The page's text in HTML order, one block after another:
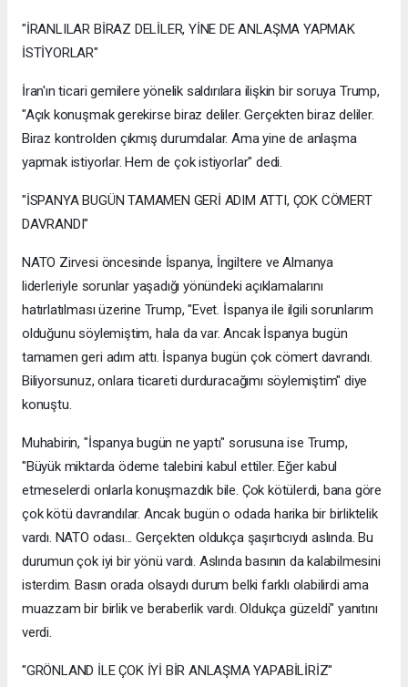
"İRANLILAR BİRAZ DELİLER, YİNE DE ANLAŞMA YAPMAK
İSTİYORLAR"
İran'ın ticari gemilere yönelik saldırılara ilişkin bir soruya Trump,
"Açık konuşmak gerekirse biraz deliler. Gerçekten biraz deliler.
Biraz kontrolden çıkmış durumdalar. Ama yine de anlaşma
yapmak istiyorlar. Hem de çok istiyorlar" dedi.
"İSPANYA BUGÜN TAMAMEN GERİ ADIM ATTI, ÇOK CÖMERT
DAVRANDI"
NATO Zirvesi öncesinde İspanya, İngiltere ve Almanya
liderleriyle sorunlar yaşadığı yönündeki açıklamalarını
hatırlatılması üzerine Trump, "Evet. İspanya ile ilgili sorunlarım
olduğunu söylemiştim, hala da var. Ancak İspanya bugün
tamamen geri adım attı. İspanya bugün çok cömert davrandı.
Biliyorsunuz, onlara ticareti durduracağımı söylemiştim" diye
konuştu.
Muhabirin, "İspanya bugün ne yaptı" sorusuna ise Trump,
"Büyük miktarda ödeme talebini kabul ettiler. Eğer kabul
etmeselerdi onlarla konuşmazdık bile. Çok kötülerdi, bana göre
çok kötü davrandılar. Ancak bugün o odada harika bir birliktelik
vardı. NATO odası... Gerçekten oldukça şaşırtıcıydı aslında. Bu
durumun çok iyi bir yönü vardı. Aslında basının da kalabilmesini
isterdim. Basın orada olsaydı durum belki farklı olabilirdi ama
muazzam bir birlik ve beraberlik vardı. Oldukça güzeldi" yanıtını
verdi.
"GRÖNLAND İLE ÇOK İYİ BİR ANLAŞMA YAPABİLİRİZ"